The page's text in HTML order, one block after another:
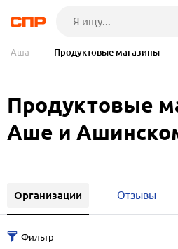
Аша — Продуктовые магазины
Продуктовые
Аше и
Организации Отзывы